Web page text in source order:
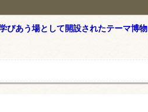
びあう場として開設されたテーマ博物